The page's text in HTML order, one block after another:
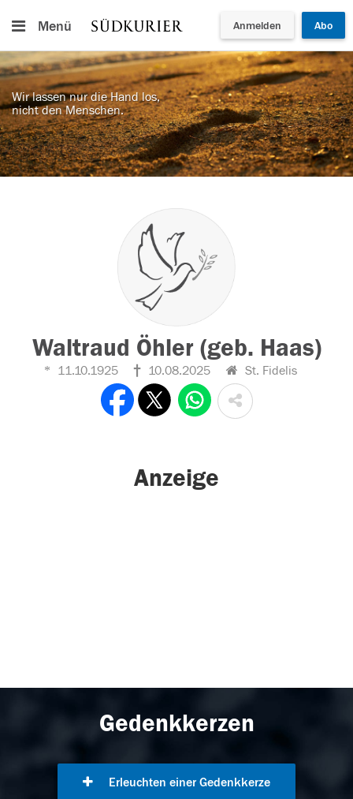
Menü Anmelden Abo
Wir lassen nur die Hand los,
nicht den Menschen.
Waltraud Öhler (geb. Haas)
11.10.1925 10.08.2025 St. Fidelis
Anzeige
Gedenkkerzen
Erleuchten einer Gedenkkerze